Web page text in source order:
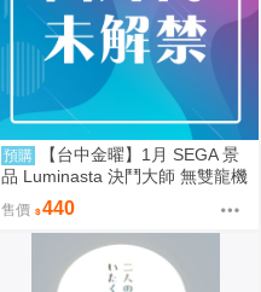
預購
【台中金曜】1月 SEGA 景
品 Luminasta 決鬥大師 無雙龍機
Bolbalzark 0901
售價 440